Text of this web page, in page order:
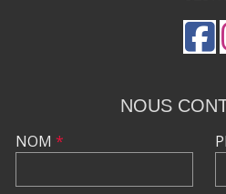
NOUS
NOM *